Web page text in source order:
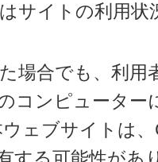
サイトの利用
場合でも、利用
コンピュータ
ェブサイトは